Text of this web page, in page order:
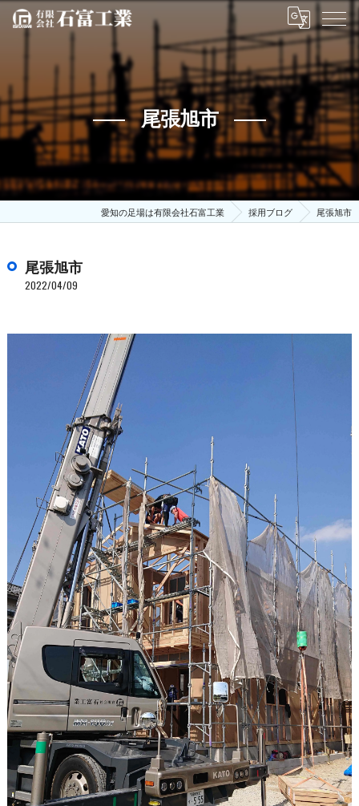
尾張旭市
愛知の足場は有限会社石富工業 採用ブログ 尾張旭市
尾張旭市
2022/04/09